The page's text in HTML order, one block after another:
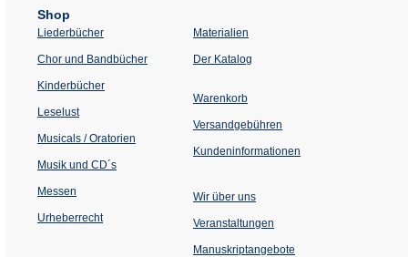
Shop
Liederbücher
Chor und Bandbücher
Kinderbücher
Leselust
Musicals / Oratorien
Musik und CD´s
Messen
Urheberrecht
Materialien
Der Katalog
Warenkorb
Versandgebühren
Kundeninformationen
Wir über uns
Veranstaltungen
einem
Manuskriptangebote